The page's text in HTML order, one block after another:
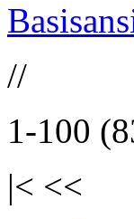
//
1-100
|< <<